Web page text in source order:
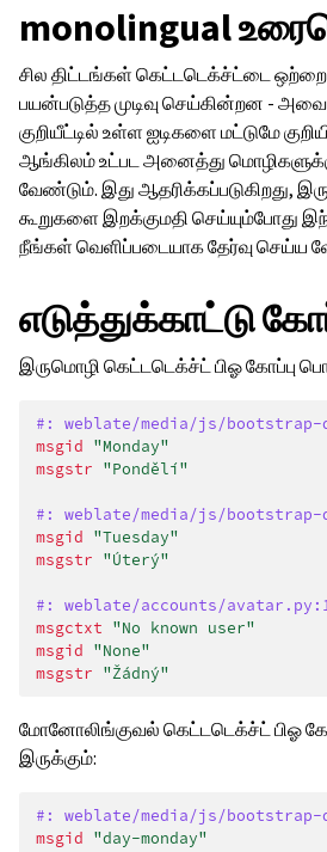
monolingual
சில திட்டங்கள் கெட்டடெக்ச்ட்டை
பயன்படுத்த முடிவு செய்கின்றன -
குறியீட்டில் உள்ள ஐடிகளை மட்டுமே
ஆங்கிலம் உட்பட அனைத்து
வேண்டும். இது ஆதரிக்கப்படுகிறது,
கூறுகளை இறக்குமதி செய்யும்போது
நீங்கள் வெளிப்படையாக தேர்வு செய்ய
எடுத்துக்காட்டு
இருமொழி கெட்டடெக்ச்ட் பிஓ கோப்பு
#: weblate/media/js/
msgid "Monday"
msgstr "Pondělí"
#: weblate/media/js/
msgid "Tuesday"
msgstr "Úterý"
#: weblate/accounts/
msgctxt "No known user"
msgid "None"
msgstr "Žádný"
மோனோலிங்குவல் கெட்டடெக்ச்ட் பிஓ
இருக்கும்:
#: weblate/media/js/
msgid "day-monday"